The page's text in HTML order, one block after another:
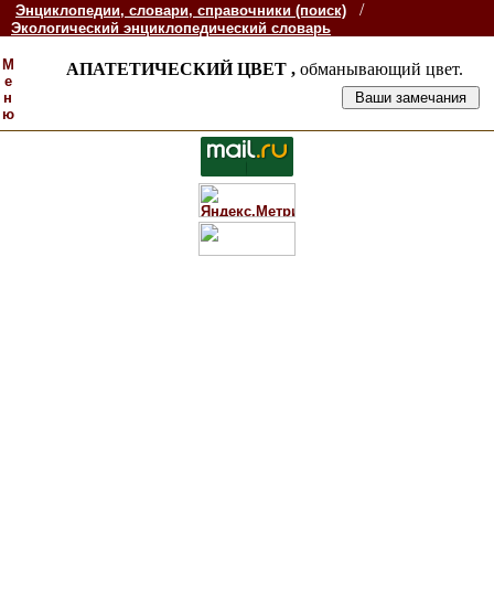
Энциклопедии, словари, справочники (поиск) /
Экологический энциклопедический словарь
М
е
н
ю
АПАТЕТИЧЕСКИЙ ЦВЕТ ,обманывающий цвет.